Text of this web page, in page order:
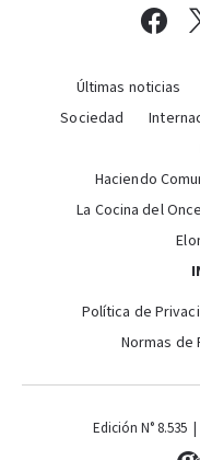
Últimas noticias
Sociedad
Haciendo
La Cocina del Once
Política de
Normas de
Edición N° 8.535